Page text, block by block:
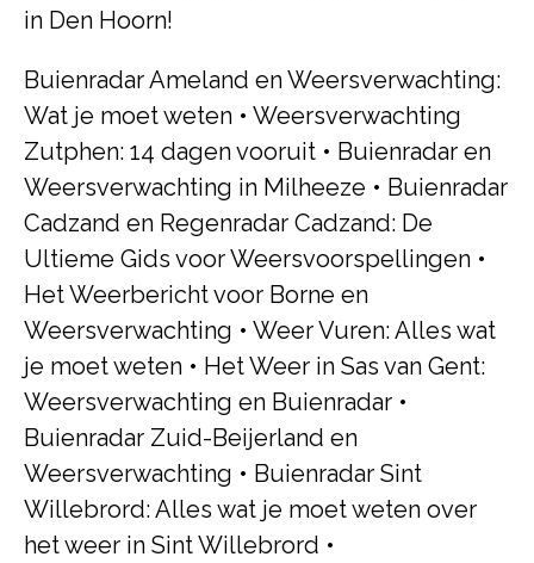
in Den Hoorn!
Buienradar Ameland en Weersverwachting:
Wat je moet weten • Weersverwachting
Zutphen: 14 dagen vooruit • Buienradar en
Weersverwachting in Milheeze • Buienradar
Cadzand en Regenradar Cadzand: De
Ultieme Gids voor Weersvoorspellingen •
Het Weerbericht voor Borne en
Weersverwachting • Weer Vuren: Alles wat
je moet weten • Het Weer in Sas van Gent:
Weersverwachting en Buienradar •
Buienradar Zuid-Beijerland en
Weersverwachting • Buienradar Sint
Willebrord: Alles wat je moet weten over
het weer in Sint Willebrord •